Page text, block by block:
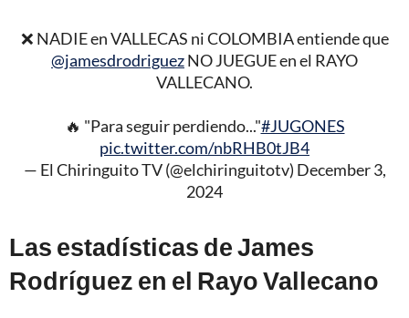
❌ NADIE en VALLECAS ni COLOMBIA entiende que
@jamesdrodriguezNO JUEGUE en el RAYO
VALLECANO.
🔥 "Para seguir perdiendo..."#JUGONES
pic.twitter.com/nbRHB0tJB4
— El Chiringuito TV (@elchiringuitotv) December 3,
2024
Las estadísticas de James
Rodríguez en el Rayo Vallecano